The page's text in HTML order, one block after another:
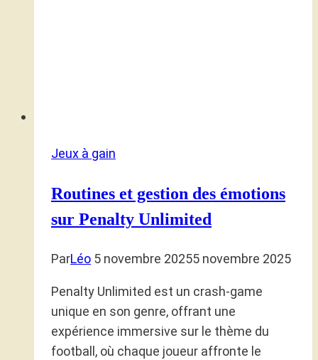
Jeux à gain
Routines et gestion des émotions
sur Penalty Unlimited
ParLéo 5 novembre 20255 novembre 2025
Penalty Unlimited est un crash-game
unique en son genre, offrant une
expérience immersive sur le thème du
football, où chaque joueur affronte le